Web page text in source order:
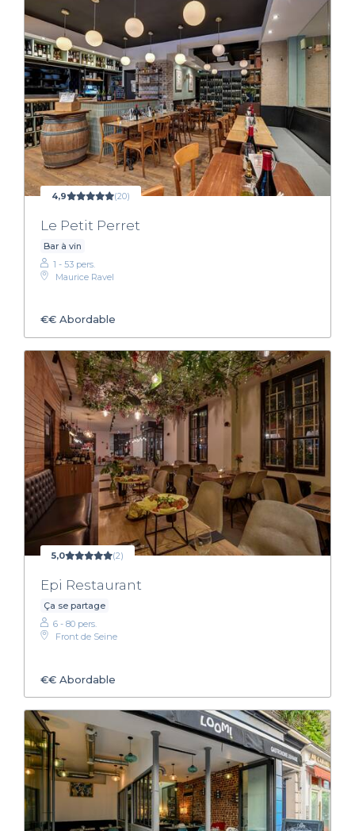
4,9 (20)
Le Petit Perret
Bar à vin
1 - 53 pers.
Maurice Ravel
€€ Abordable
5,0 (2)
Epi Restaurant
Ça se partage
6 - 80 pers.
Front de Seine
€€ Abordable